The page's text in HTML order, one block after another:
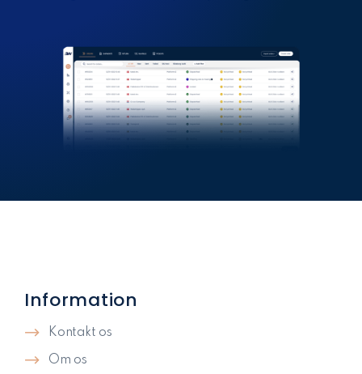
Information
Kontakt os
Om os